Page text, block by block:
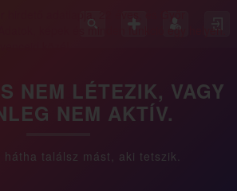
NEM LÉTEZIK, VAGY
NEM AKTÍV.
hátha találsz mást, aki tetszik.